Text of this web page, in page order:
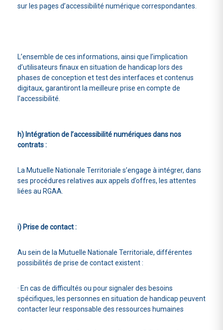
sur les pages d’accessibilité numérique correspondantes.
L’ensemble de ces informations, ainsi que l’implication
d’utilisateurs finaux en situation de handicap lors des
phases de conception et test des interfaces et contenus
digitaux, garantiront la meilleure prise en compte de
l’accessibilité.
h) Intégration de l’accessibilité numériques dans nos
contrats :
La Mutuelle Nationale Territoriale s’engage à intégrer, dans
ses procédures relatives aux appels d’offres, les attentes
liées au RGAA.
i) Prise de contact :
Au sein de la Mutuelle Nationale Territoriale, différentes
possibilités de prise de contact existent :
· En cas de difficultés ou pour signaler des besoins
spécifiques, les personnes en situation de handicap peuvent
contacter leur responsable des ressources humaines